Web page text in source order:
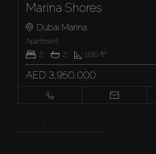
Marina Shores
Dubai Marina
Apartment
2
2 1190 ft²
AED 3,950,000